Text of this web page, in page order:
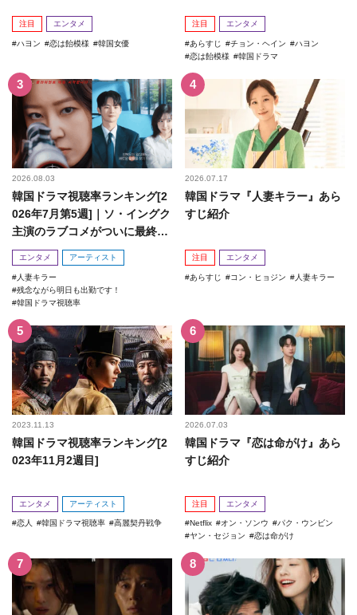
注目 エンタメ
ハヨン 恋は飴模様 韓国女優
注目 エンタメ
あらすじ チョン・ヘイン
ハヨン
恋は飴模様
韓国ドラマ
2026.08.03
韓国ドラマ視聴率ランキング[2
026年7月第5週]｜ソ・イングク
主演のラブコメがついに最終
回！
エンタメ アーティスト
人妻キラー
残念ながら明日も出勤です！
韓国ドラマ視聴率
2026.07.17
韓国ドラマ『人妻キラー』あら
すじ紹介
注目 エンタメ
あらすじ コン・ヒョジン 人妻キラー
2023.11.13
韓国ドラマ視聴率ランキング[2
023年11月2週目]
エンタメ アーティスト
恋人 韓国ドラマ視聴率 高麗契丹戦争
2026.07.03
韓国ドラマ『恋は命がけ』あら
すじ紹介
注目 エンタメ
Netflix オン・ソンウ
パク・ウンビン
ヤン・セジョン
恋は命がけ